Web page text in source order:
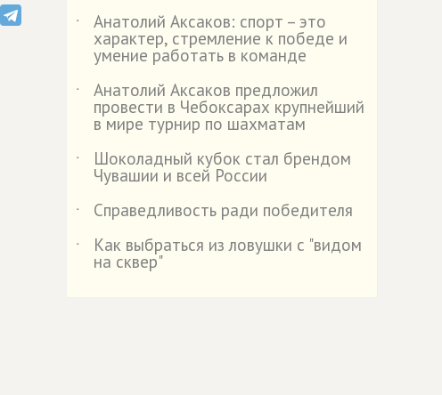
˙ Анатолий Аксаков: спорт – это
характер, стремление к победе и
умение работать в команде
˙
Анатолий Аксаков предложил
провести в Чебоксарах крупнейший
в мире турнир по шахматам
˙
Шоколадный кубок стал брендом
Чувашии и всей России
˙
Справедливость ради победителя
˙
Как выбраться из ловушки с "видом
на сквер"